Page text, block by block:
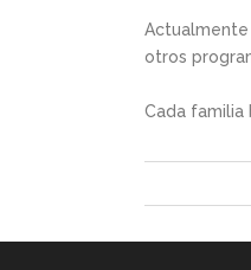
Actualmente
otros
Cada familia